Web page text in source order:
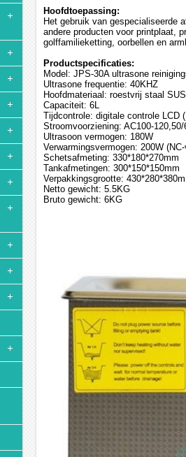
Hoofdtoepassing:
Het gebruik van gespecialiseerde
andere producten voor printplaat,
golffamilieketting, oorbellen en
Productspecificaties:
Model: JPS-30A ultrasone
Ultrasone frequentie: 40KHZ
Hoofdmateriaal: roestvrij staal
Capaciteit: 6L
Tijdcontrole: digitale controle LCD
Stroomvoorziening: AC100-
Ultrasoon vermogen: 180W
Verwarmingsvermogen: 200W
Schetsafmeting: 330*180*270mm
Tankafmetingen: 300*150*150mm
Verpakkingsgrootte:
Netto gewicht: 5.5KG
Bruto gewicht: 6KG